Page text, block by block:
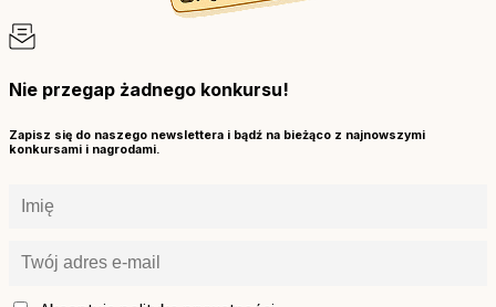
Nie przegap żadnego konkursu!
Zapisz się do naszego newslettera i bądź na bieżąco z najnowszymi
konkursami i nagrodami.